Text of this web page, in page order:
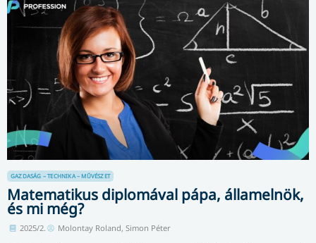
GAZDASÁG – TECHNIKA – MŰVÉSZET
Matematikus diplomával pápa, államelnök,
és mi még?
2025/2. Molontay Roland, Simon Péter